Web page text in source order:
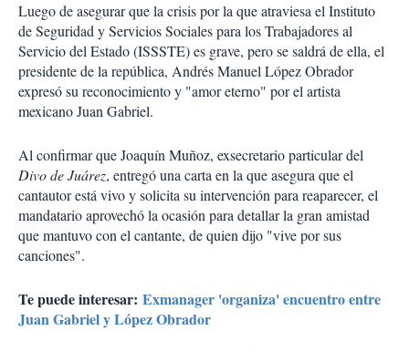
Luego de asegurar que la crisis por la que atraviesa el Instituto
de Seguridad y Servicios Sociales para los Trabajadores al
Servicio del Estado (ISSSTE) es grave, pero se saldrá de ella, el
presidente de la república, Andrés Manuel López Obrador
expresó su reconocimiento y "amor eterno" por el artista
mexicano Juan Gabriel.
Al confirmar que Joaquín Muñoz, exsecretario particular del
Divo de Juárez, entregó una carta en la que asegura que el
cantautor está vivo y solicita su intervención para reaparecer, el
mandatario aprovechó la ocasión para detallar la gran amistad
que mantuvo con el cantante, de quien dijo "vive por sus
canciones".
Te puede interesar: Exmanager 'organiza' encuentro entre
Juan Gabriel y López Obrador